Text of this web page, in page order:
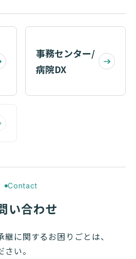
事務センター/
病院DX
Contact
い合わせ
に関するお困りごとは、
い。